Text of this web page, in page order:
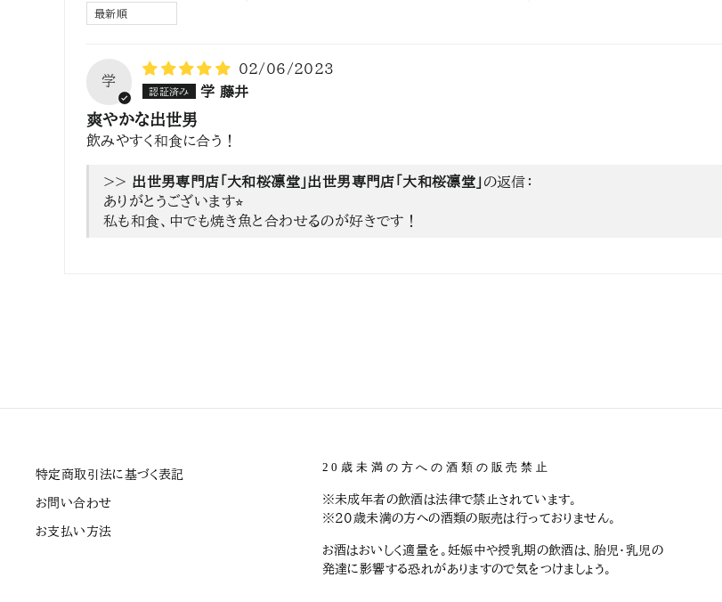
SORT BY
学
02/06/2023
学 藤井
爽やかな出世男
飲みやすく和食に合う！
>> 出世男専門店「大和桜凛堂」 の返信：
ありがとうございます⭐︎
私も和食、中でも焼き魚と合わせるのが好きです！
特定商取引法に基づく表記
お問い合わせ
お支払い方法
20歳未満の方への酒類の販売禁止
※未成年者の飲酒は法律で禁止されています。
※20歳未満の方への酒類の販売は行っておりません。
お酒はおいしく適量を。妊娠中や授乳期の飲酒は、胎児・乳児の
発達に影響する恐れがありますので気をつけましょう。